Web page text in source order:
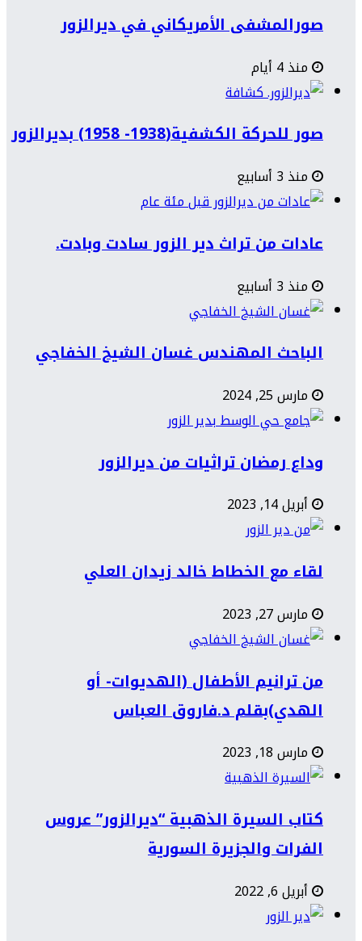
صورالمشفى الأمريكاني في ديرالزور
منذ 4 أيام
صور للحركة الكشفية(1938- 1958) بديرالزور
منذ 3 أسابيع
عادات من تراث دير الزور سادت وبادت.
منذ 3 أسابيع
الباحث المهندس غسان الشيخ الخفاجي
مارس 25, 2024
وداع رمضان تراثيات من ديرالزور
أبريل 14, 2023
لقاء مع الخطاط خالد زيدان العلي
مارس 27, 2023
من ترانيم الأطفال (الهديوات- أو
الهدي)بقلم د.فاروق العباس
مارس 18, 2023
كتاب السيرة الذهبية “ديرالزور” عروس
الفرات والجزيرة السورية
أبريل 6, 2022